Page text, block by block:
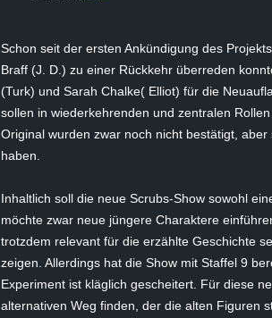
c
h
n
t
e
r
Schon seit der ersten Ankündigung des
Braff (J. D.) zu einer Rückkehr überreden
(Turk) und Sarah Chalke( Elliot) für die
sollen in wiederkehrenden und zentralen
Original wurden zwar noch nicht bestätigt,
haben.
Inhaltlich soll die neue Scrubs-Show sowohl
möchte zwar neue jüngere Charaktere
trotzdem relevant für die erzählte Geschichte
zeigen. Allerdings hat die Show mit Staffel 9
Experiment ist kläglich gescheitert. Für diese
alternativen Weg finden, der die alten Figuren